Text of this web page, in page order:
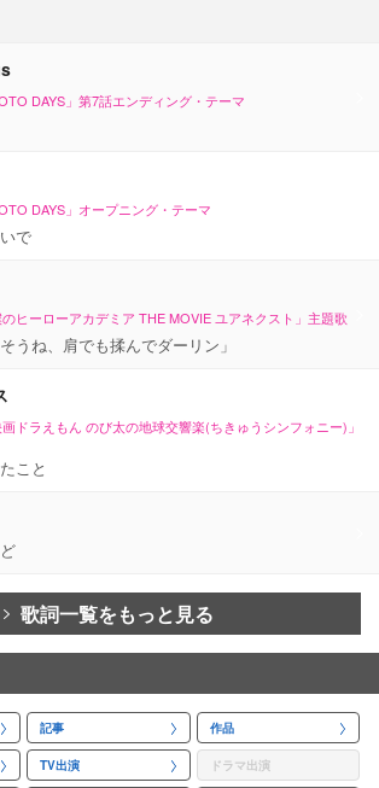
DAYS」第7話エンディング・テーマ
DAYS」オープニング・テーマ
で
ヒーローアカデミア THE MOVIE ユアネクスト」主題歌
うね、肩でも揉んでダーリン」
ドラえもん のび太の地球交響楽(ちきゅうシンフォニー)」
こと
歌詞一覧をもっと見る
記事 作品
TV出演 ドラマ出演